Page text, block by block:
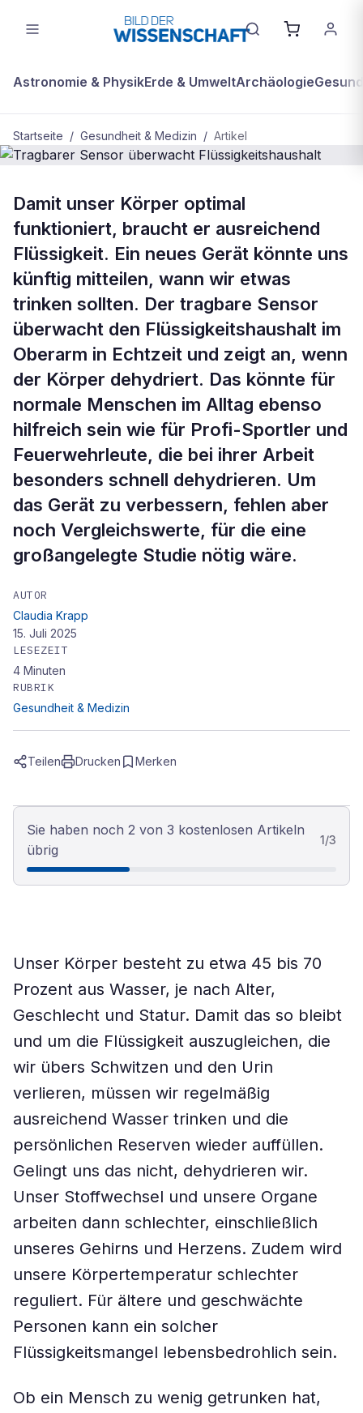
Astronomie & PhysikErde & UmweltArchäologie
Startseite / Gesundheit & Medizin / Artikel
BDW Plus GESUNDHEIT & MEDIZIN
Tragbarer Sensor überwacht
Flüssigkeitshaushalt
Damit unser Körper optimal
funktioniert, braucht er ausreichend
Flüssigkeit. Ein neues Gerät könnte uns
künftig mitteilen, wann wir etwas
trinken sollten. Der tragbare Sensor
überwacht den Flüssigkeitshaushalt im
Oberarm in Echtzeit und zeigt an, wenn
der Körper dehydriert. Das könnte für
normale Menschen im Alltag ebenso
hilfreich sein wie für Profi-Sportler und
Feuerwehrleute, die bei ihrer Arbeit
besonders schnell dehydrieren. Um
das Gerät zu verbessern, fehlen aber
noch Vergleichswerte, für die eine
großangelegte Studie nötig wäre.
AUTOR
Claudia Krapp
15. Juli 2025
LESEZEIT
4 Minuten
RUBRIK
Gesundheit & Medizin
Teilen Drucken Merken
Sie haben noch 2 von 3 kostenlosen Artikeln
übrig
1/3
Unser Körper besteht zu etwa 45 bis 70
Prozent aus Wasser, je nach Alter,
Geschlecht und Statur. Damit das so bleibt
und um die Flüssigkeit auszugleichen, die
wir übers Schwitzen und den Urin
verlieren, müssen wir regelmäßig
ausreichend Wasser trinken und die
persönlichen Reserven wieder auffüllen.
Gelingt uns das nicht, dehydrieren wir.
Unser Stoffwechsel und unsere Organe
arbeiten dann schlechter, einschließlich
unseres Gehirns und Herzens. Zudem wird
unsere Körpertemperatur schlechter
reguliert. Für ältere und geschwächte
Personen kann ein solcher
Flüssigkeitsmangel lebensbedrohlich sein.
Ob ein Mensch zu wenig getrunken hat,